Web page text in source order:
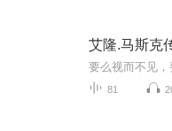
艾隆.马斯克
要么视而不见
81